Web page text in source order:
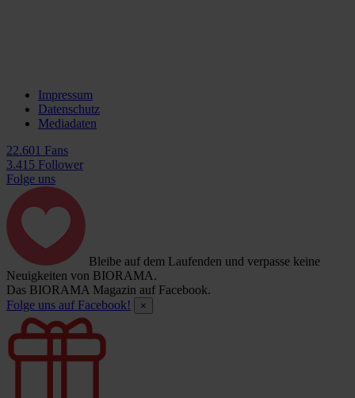
Impressum
Datenschutz
Mediadaten
22.601 Fans
3.415 Follower
Folge uns
Bleibe auf dem Laufenden und verpasse keine
Neuigkeiten von BIORAMA.
Das BIORAMA Magazin auf Facebook.
Folge uns auf Facebook!
×